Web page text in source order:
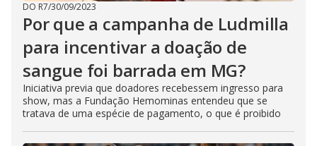
DO R7/30/09/2023
Por que a campanha de Ludmilla
para incentivar a doação de
sangue foi barrada em MG?
Iniciativa previa que doadores recebessem ingresso para
show, mas a Fundação Hemominas entendeu que se
tratava de uma espécie de pagamento, o que é proibido